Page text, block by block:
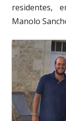
residentes,
Manolo